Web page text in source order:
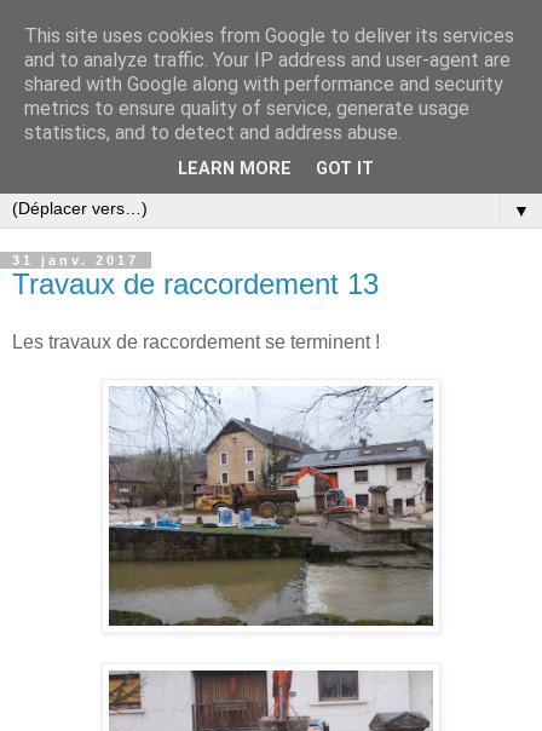
▼
31 janv. 2017
Travaux de raccordement 13
Les travaux de raccordement se terminent !
This site uses cookies from Google to deliver its services
and to analyze traffic. Your IP address and user-agent are
shared with Google along with performance and security
metrics to ensure quality of service, generate usage
statistics, and to detect and address abuse.
LEARN MORE GOT IT